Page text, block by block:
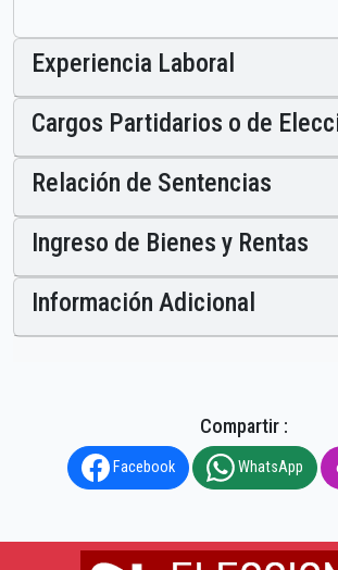
Experiencia Laboral
Cargos Partidarios o de
Relación de Sentencias
Ingreso de Bienes y Rentas
Información Adicional
Compartir :
Facebook WhatsApp